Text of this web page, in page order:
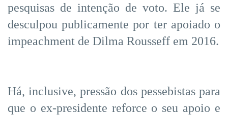
pesquisas de intenção de voto. Ele já se
desculpou publicamente por ter apoiado o
impeachment de Dilma Rousseff em 2016.
Há, inclusive, pressão dos pessebistas para
que o ex-presidente reforce o seu apoio e